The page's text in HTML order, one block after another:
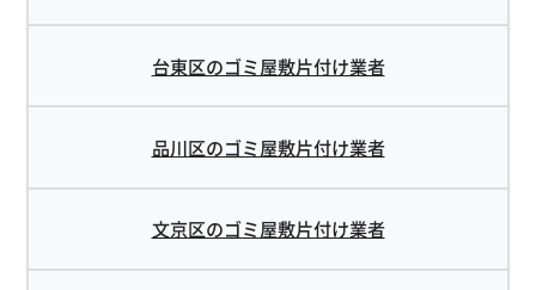
台東区のゴミ屋敷片付け業者
品川区のゴミ屋敷片付け業者
文京区のゴミ屋敷片付け業者